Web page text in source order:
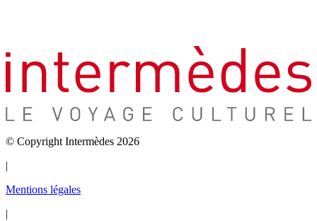
© Copyright Intermèdes 2026
|
Mentions légales
|